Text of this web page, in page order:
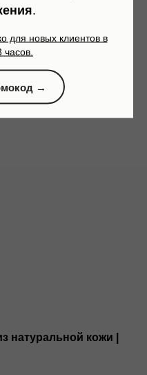
.
для новых клиентов в
часов.
→
ремня: какая ширина
натуральной кожи |